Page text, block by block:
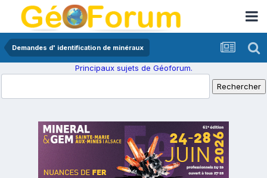
Demandes d' identification de minéraux
Principaux sujets de Géoforum.